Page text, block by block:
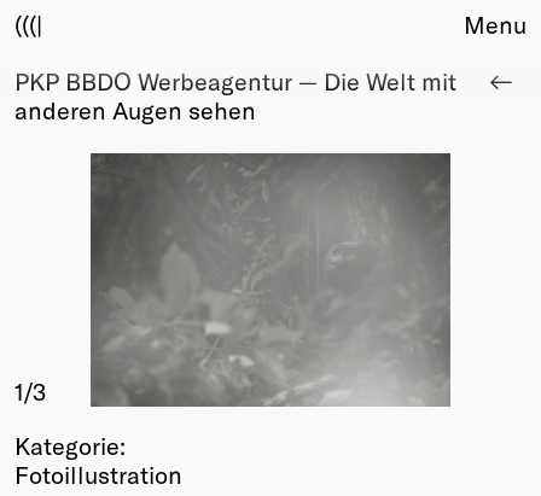
(((|
About
Club
Membership
Members
Young Creatives
Menu
PKP BBDO Werbeagentur — Die Welt mit
anderen Augen sehen
1/3
Kategorie:
Fotoillustration